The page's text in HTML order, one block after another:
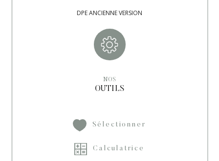
DPE ANCIENNE VERSION
NOS
OUTILS
Sélectionner
Calculatrice